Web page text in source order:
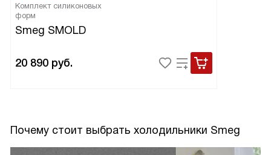
Комплект силиконовых
форм
Smeg SMOLD
20 890 руб.
Почему стоит выбрать холодильники Smeg